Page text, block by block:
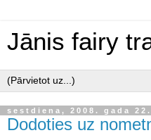
Jānis fairy
sestdiena, 2008. gada
Dodoties uz